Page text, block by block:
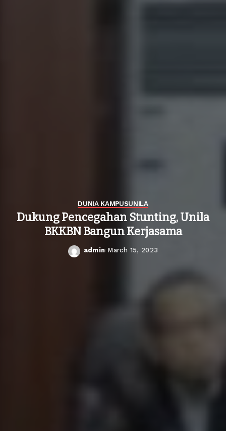
DUNIA KAMPUSUNILA
Dukung Pencegahan Stunting, Unila
BKKBN Bangun Kerjasama
Posted
admin March 15, 2023